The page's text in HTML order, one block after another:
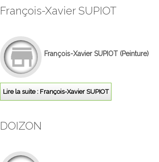
François-Xavier SUPIOT
François-Xavier SUPIOT (Peinture)
Lire la suite : François-Xavier SUPIOT
DOIZON